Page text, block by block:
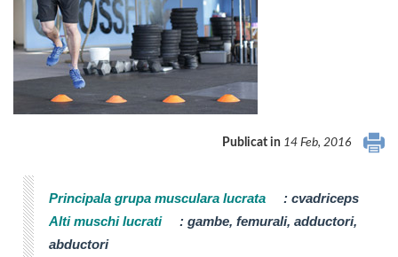
Publicat in 14 Feb, 2016
Principala grupa musculara lucrata : cvadriceps
Alti muschi lucrati
: gambe, femurali, adductori,
abductori